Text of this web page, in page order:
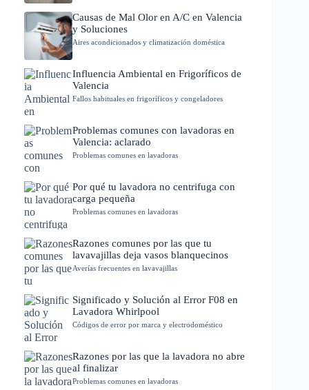
Causas de Mal Olor en A/C en Valencia
y Soluciones
Aires acondicionados y climatización doméstica
Influencia Ambiental en Frigoríficos de
Valencia
Fallos habituales en frigoríficos y congeladores
Problemas comunes con lavadoras en
Valencia: aclarado
Problemas comunes en lavadoras
Por qué tu lavadora no centrifuga con
carga pequeña
Problemas comunes en lavadoras
Razones comunes por las que tu
lavavajillas deja vasos blanquecinos
Averías frecuentes en lavavajillas
Significado y Solución al Error F08 en
Lavadora Whirlpool
Códigos de error por marca y electrodoméstico
Razones por las que la lavadora no abre
al finalizar
Problemas comunes en lavadoras